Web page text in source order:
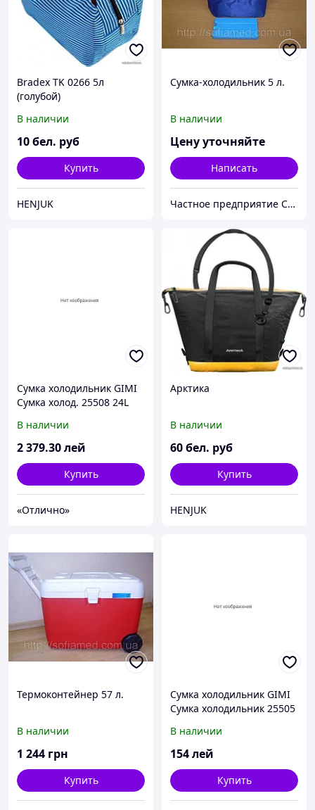
Bradex TK 0266 5л
(голубой)
В наличии
10бел. руб
Купить
HENJUK
Сумка-холодильник 5 л.
В наличии
Цену уточняйте
Написать
Частное предприятие София Мед
Сумка холодильник GIMI
Сумка холод. 25508 24L
В наличии
2 379.30лей
Купить
«Отлично»
Арктика
В наличии
60бел. руб
Купить
HENJUK
Термоконтейнер 57 л.
В наличии
1 244 грн
Купить
Сумка холодильник GIMI
Сумка холодильник 25505
В наличии
154лей
Купить